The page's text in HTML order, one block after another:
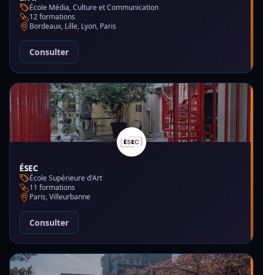
École Média, Culture et Communication
12 formations
Bordeaux, Lille, Lyon, Paris
Consulter
ÉSEC
École Supérieure d'Art
11 formations
Paris, Villeurbanne
Consulter